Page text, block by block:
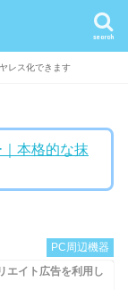
search
レス化できます
本格的な抹
PC周辺機器
エイト広告を利用し